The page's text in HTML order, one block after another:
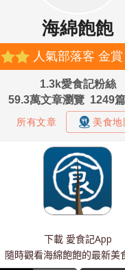
下載 愛食記App
隨時觀看海綿飽飽的最新美